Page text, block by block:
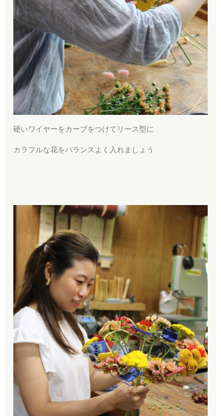
硬いワイヤーをカーブをつけてリース型に
カラフルな花をバランスよく入れましょう